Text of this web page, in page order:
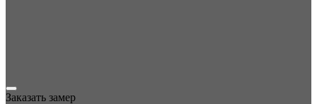
Заказать замер